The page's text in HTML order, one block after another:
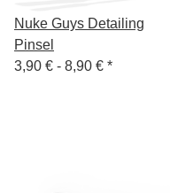
Nuke Guys Detailing
Pinsel
3,90 € - 8,90 € *